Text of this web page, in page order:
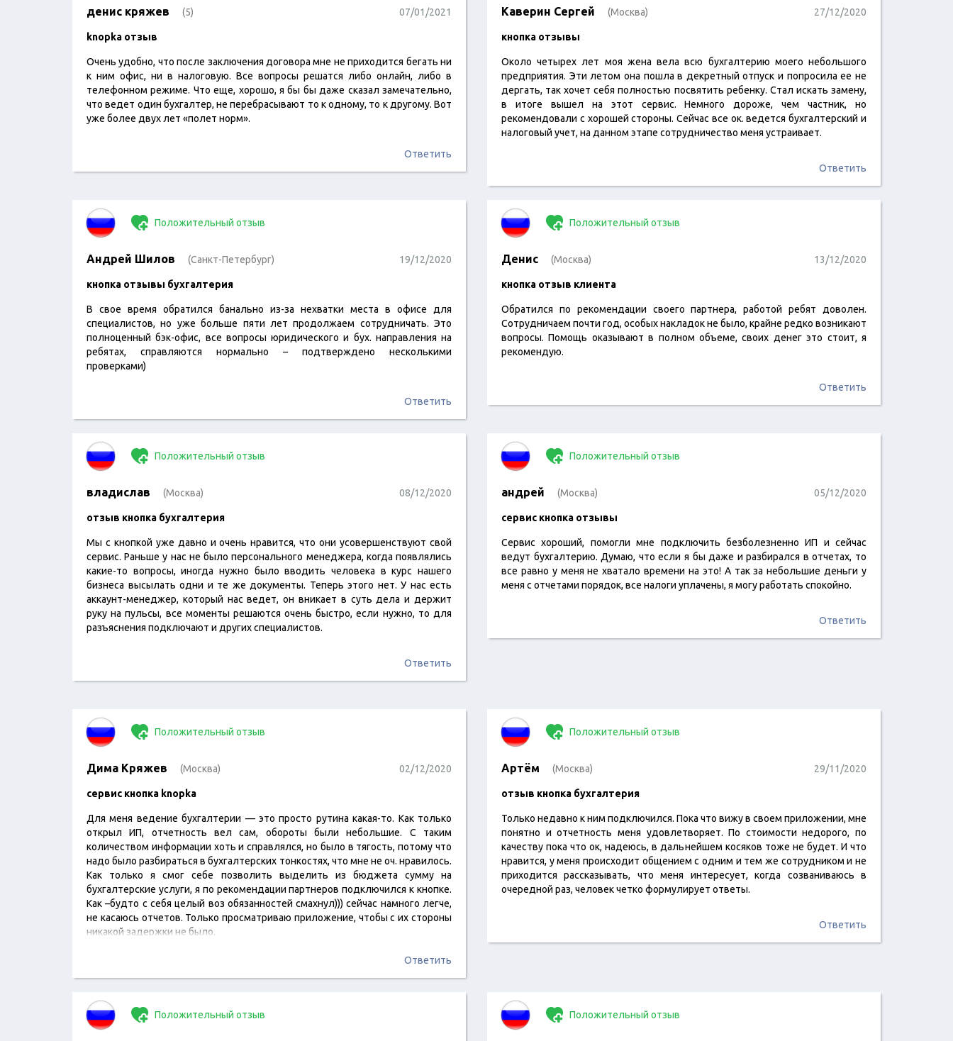
денис кряжев (5) 07/01/2021
knopka отзыв
Очень удобно, что после заключения договора мне не приходится бегать ни
к ним офис, ни в налоговую. Все вопросы решатся либо онлайн, либо в
телефонном режиме. Что еще, хорошо, я бы бы даже сказал замечательно,
что ведет один бухгалтер, не перебрасывают то к одному, то к другому. Вот
уже более двух лет «полет норм».
читать отзыв
Ответить
Каверин Сергей (Москва) 27/12/2020
кнопка отзывы
Около четырех лет моя жена вела всю бухгалтерию моего небольшого
предприятия. Эти летом она пошла в декретный отпуск и попросила ее не
дергать, так хочет себя полностью посвятить ребенку. Стал искать замену,
в итоге вышел на этот сервис. Немного дороже, чем частник, но
рекомендовали с хорошей стороны. Сейчас все ок. ведется бухгалтерский и
налоговый учет, на данном этапе сотрудничество меня устраивает.
Ответить
Положительный отзыв
Андрей Шилов (Санкт-Петербург) 19/12/2020
кнопка отзывы бухгалтерия
В свое время обратился банально из-за нехватки места в офисе для
специалистов, но уже больше пяти лет продолжаем сотрудничать. Это
полноценный бэк-офис, все вопросы юридического и бух. направления на
ребятах, справляются нормально – подтверждено несколькими
проверками)
читать отзыв
Ответить
Положительный отзыв
Денис (Москва) 13/12/2020
кнопка отзыв клиента
Обратился по рекомендации своего партнера, работой ребят доволен.
Сотрудничаем почти год, особых накладок не было, крайне редко возникают
вопросы. Помощь оказывают в полном объеме, своих денег это стоит, я
рекомендую.
Ответить
Положительный отзыв
владислав (Москва) 08/12/2020
отзыв кнопка бухгалтерия
Мы с кнопкой уже давно и очень нравится, что они усовершенствуют свой
сервис. Раньше у нас не было персонального менеджера, когда появлялись
какие-то вопросы, иногда нужно было вводить человека в курс нашего
бизнеса высылать одни и те же документы. Теперь этого нет. У нас есть
аккаунт-менеджер, который нас ведет, он вникает в суть дела и держит
руку на пульсы, все моменты решаются очень быстро, если нужно, то для
разъяснения подключают и других специалистов.
читать отзыв
Ответить
Положительный отзыв
андрей (Москва) 05/12/2020
сервис кнопка отзывы
Сервис хороший, помогли мне подключить безболезненно ИП и сейчас
ведут бухгалтерию. Думаю, что если я бы даже и разбирался в отчетах, то
все равно у меня не хватало времени на это! А так за небольшие деньги у
меня с отчетами порядок, все налоги уплачены, я могу работать спокойно.
Ответить
Положительный отзыв
Дима Кряжев (Москва) 02/12/2020
сервис кнопка knopka
Для меня ведение бухгалтерии — это просто рутина какая-то. Как только
открыл ИП, отчетность вел сам, обороты были небольшие. С таким
количеством информации хоть и справлялся, но было в тягость, потому что
надо было разбираться в бухгалтерских тонкостях, что мне не оч. нравилось.
Как только я смог себе позволить выделить из бюджета сумму на
бухгалтерские услуги, я по рекомендации партнеров подключился к кнопке.
Как –будто с себя целый воз обязанностей смахнул))) сейчас намного легче,
не касаюсь отчетов. Только просматриваю приложение, чтобы с их стороны
никакой задержки не было.
читать отзыв
Ответить
Положительный отзыв
Артём (Москва) 29/11/2020
отзыв кнопка бухгалтерия
Только недавно к ним подключился. Пока что вижу в своем приложении, мне
понятно и отчетность меня удовлетворяет. По стоимости недорого, по
качеству пока что ок, надеюсь, в дальнейшем косяков тоже не будет. И что
нравится, у меня происходит общением с одним и тем же сотрудником и не
приходится рассказывать, что меня интересует, когда созваниваюсь в
очередной раз, человек четко формулирует ответы.
Ответить
Положительный отзыв Положительный отзыв